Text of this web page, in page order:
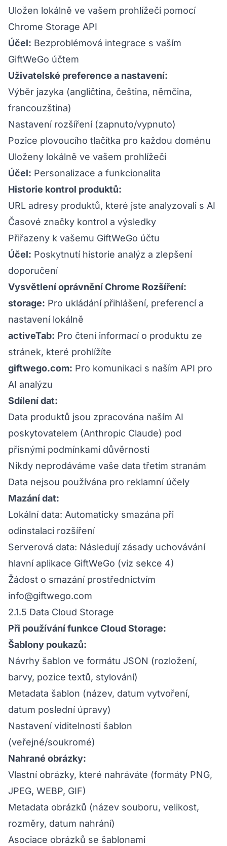
Uložen lokálně ve vašem prohlížeči pomocí
Chrome Storage API
Účel: Bezproblémová integrace s vaším
GiftWeGo účtem
Uživatelské preference a nastavení:
Výběr jazyka (angličtina, čeština, němčina,
francouzština)
Nastavení rozšíření (zapnuto/vypnuto)
Pozice plovoucího tlačítka pro každou doménu
Uloženy lokálně ve vašem prohlížeči
Účel: Personalizace a funkcionalita
Historie kontrol produktů:
URL adresy produktů, které jste analyzovali s AI
Časové značky kontrol a výsledky
Přiřazeny k vašemu GiftWeGo účtu
Účel: Poskytnutí historie analýz a zlepšení
doporučení
Vysvětlení oprávnění Chrome Rozšíření:
storage: Pro ukládání přihlášení, preferencí a
nastavení lokálně
activeTab: Pro čtení informací o produktu ze
stránek, které prohlížíte
giftwego.com: Pro komunikaci s naším API pro
AI analýzu
Sdílení dat:
Data produktů jsou zpracována naším AI
poskytovatelem (Anthropic Claude) pod
přísnými podmínkami důvěrnosti
Nikdy neprodáváme vaše data třetím stranám
Data nejsou používána pro reklamní účely
Mazání dat:
Lokální data: Automaticky smazána při
odinstalaci rozšíření
Serverová data: Následují zásady uchovávání
hlavní aplikace GiftWeGo (viz sekce 4)
Žádost o smazání prostřednictvím
info@giftwego.com
2.1.5 Data Cloud Storage
Při používání funkce Cloud Storage:
Šablony poukazů:
Návrhy šablon ve formátu JSON (rozložení,
barvy, pozice textů, stylování)
Metadata šablon (název, datum vytvoření,
datum poslední úpravy)
Nastavení viditelnosti šablon
(veřejné/soukromé)
Nahrané obrázky:
Vlastní obrázky, které nahráváte (formáty PNG,
JPEG, WEBP, GIF)
Metadata obrázků (název souboru, velikost,
rozměry, datum nahrání)
Asociace obrázků se šablonami